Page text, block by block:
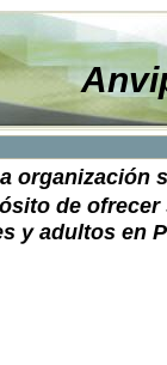
organización
de
y adultos en